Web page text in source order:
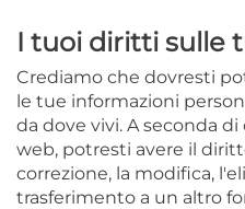
I tuoi diritti sulle
Crediamo che dovresti
le tue informazioni
da dove vivi. A seconda
web, potresti avere il
correzione, la modifica,
trasferimento a un altro